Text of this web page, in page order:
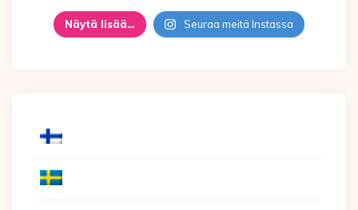
Näytä lisää… Seuraa meitä Instassa